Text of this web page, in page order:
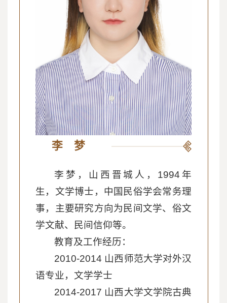
李 梦
李梦，山西晋城人，1994年
生，文学博士，中国民俗学会常务理
事，主要研究方向为民间文学、俗文
学文献、民间信仰等。
教育及工作经历：
2010-2014 山西师范大学对外汉
语专业，文学学士
2014-2017 山西大学文学院古典